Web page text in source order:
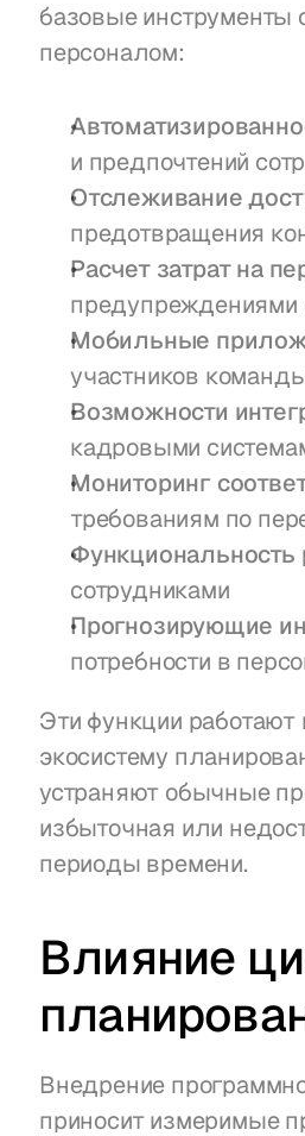
базовые
персоналом:
и предпочтений
Отслеживание
предотвращения
Расчет затрат на
предупреждениями
Мобильные
участников
Возможности
кадровыми
Мониторинг
требованиям по
Функциональность
сотрудниками
Прогнозирующие
потребности в
Эти функции
экосистему
устраняют обычные
избыточная или
периоды времени.
Влияние
Внедрение
приносит измеримые